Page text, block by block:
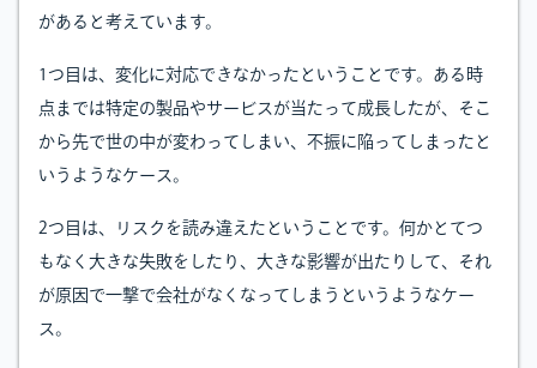
があると考えています。
1つ目は、変化に対応できなかったということです。ある時
点までは特定の製品やサービスが当たって成長したが、そこ
から先で世の中が変わってしまい、不振に陥ってしまったと
いうようなケース。
2つ目は、リスクを読み違えたということです。何かとてつ
もなく大きな失敗をしたり、大きな影響が出たりして、それ
が原因で一撃で会社がなくなってしまうというようなケー
ス。